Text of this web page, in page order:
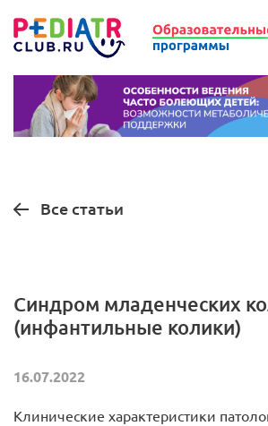
Все статьи
Синдром младенческих
(инфантильные колики)
16.07.2022
Клинические характеристики